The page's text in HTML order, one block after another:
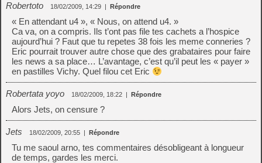
Robertoto 18/02/2009, 14:29 | Répondre
« En attendant u4 », « Nous, on attend u4. »
Ca va, on a compris. Ils t’ont pas file tes cachets a l’hospice
aujourd’hui ? Faut que tu repetes 38 fois les meme conneries ?
Eric pourrait trouver autre chose que des grabataires pour faire
les news a sa place… L’avantage, c’est qu’il peut les « payer »
en pastilles Vichy. Quel filou cet Eric
Robertata yoyo 18/02/2009, 18:22 | Répondre
Alors Jets, on censure ?
Jets 18/02/2009, 20:55 | Répondre
Tu me saoul arno, tes commentaires désobligeant à longueur
de temps, gardes les merci.